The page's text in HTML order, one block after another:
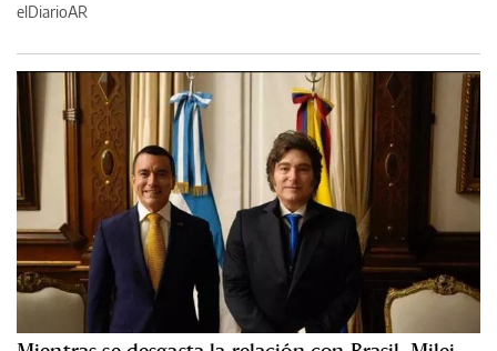
elDiarioAR